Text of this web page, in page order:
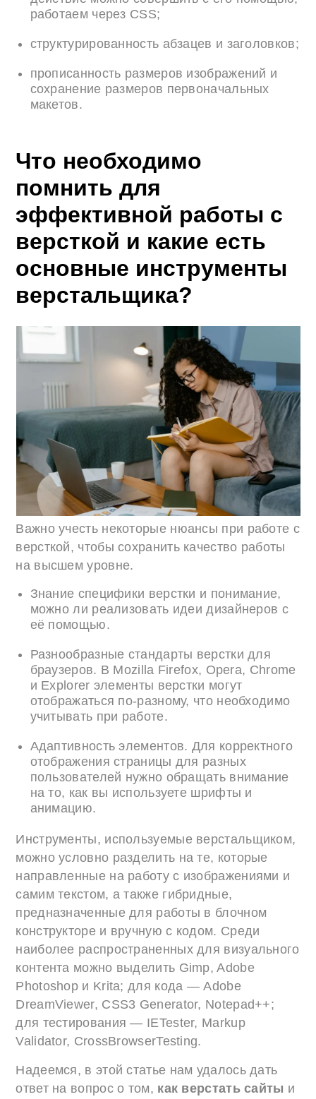
работаем через CSS;
структурированность абзацев и заголовков;
прописанность размеров изображений и
сохранение размеров первоначальных
макетов.
Что необходимо
помнить для
эффективной работы с
версткой и какие есть
основные инструменты
верстальщика?
Важно учесть некоторые нюансы при работе с
версткой, чтобы сохранить качество работы
на высшем уровне.
Знание специфики верстки и понимание,
можно ли реализовать идеи дизайнеров с
её помощью.
Разнообразные стандарты верстки для
браузеров. В Mozilla Firefox, Opera, Chrome
и Explorer элементы верстки могут
отображаться по-разному, что необходимо
учитывать при работе.
Адаптивность элементов. Для корректного
отображения страницы для разных
пользователей нужно обращать внимание
на то, как вы используете шрифты и
анимацию.
Инструменты, используемые верстальщиком,
можно условно разделить на те, которые
направленные на работу с изображениями и
самим текстом, а также гибридные,
предназначенные для работы в блочном
конструкторе и вручную с кодом. Среди
наиболее распространенных для визуального
контента можно выделить Gimp, Adobe
Photoshop и Krita; для кода — Adobe
DreamViewer, CSS3 Generator, Notepad++;
для тестирования — IETester, Markup
Validator, CrossBrowserTesting.
Надеемся, в этой статье нам удалось дать
ответ на вопрос о том, как верстать сайты и